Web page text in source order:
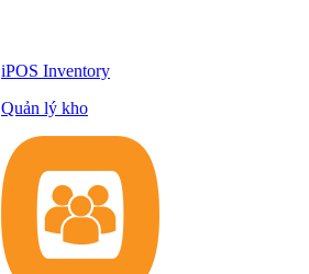
iPOS Inventory
Quản lý kho